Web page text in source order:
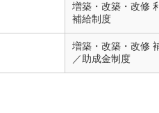
増築・改築・改修
補給制度
増築・改築・改修
／助成金制度